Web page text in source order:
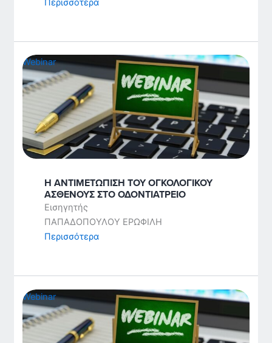
Περισσότερα
Webinar
Η ΑΝΤΙΜΕΤΩΠΙΣΗ ΤΟΥ ΟΓΚΟΛΟΓΙΚΟΥ
ΑΣΘΕΝΟΥΣ ΣΤΟ ΟΔΟΝΤΙΑΤΡΕΙΟ
Εισηγητής
ΠΑΠΑΔΟΠΟΥΛΟΥ ΕΡΩΦΙΛΗ
Περισσότερα
Webinar